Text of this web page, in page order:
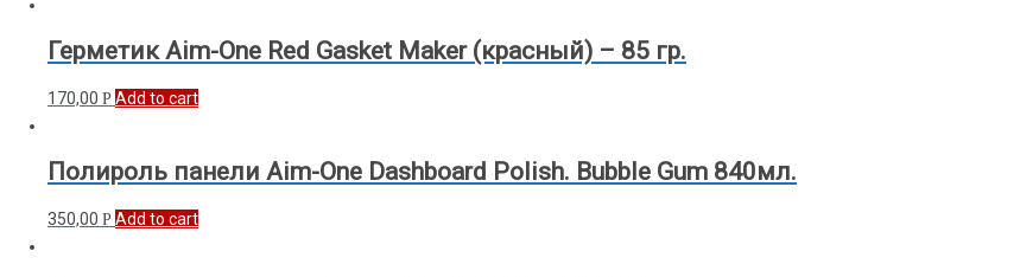
Герметик Aim-One Red Gasket Maker (красный) – 85 гр.
170,00 Р Add to cart
Полироль панели Aim-One Dashboard Polish. Bubble Gum 840мл.
350,00 Р Add to cart